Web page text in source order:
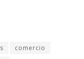
comercio